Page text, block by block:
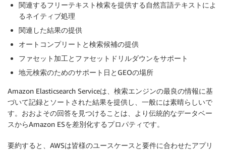
関連するフリーテキスト検索を提供する自然言語テキストによ
るネイティブ処理
関連した結果の提供
オートコンプリートと検索候補の提供
ファセット加工とファセットドリルダウンをサポート
地元検索のためのサポート日とGEOの場所
Amazon Elasticsearch Serviceは、検索エンジンの最良の情報に基
づいて記録とソートされた結果を提供し、一般には素晴らしいで
す。おおよその回答を見つけることは、より伝統的なデータベー
スからAmazon ESを差別化するプロパティです。
要約すると、AWSは皆様のユースケースと要件に合わせたアプリ